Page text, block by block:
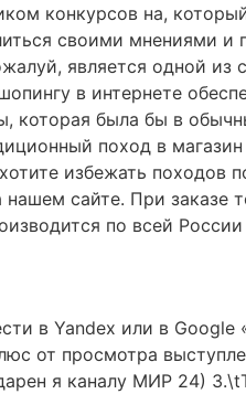
конкурсов на,
своими мнениями и
является одной
в интернете
которая была бы в
поход в
избежать походов
сайте. При
по всей
в Yandex или в Google
от просмотра
я каналу МИР 24)